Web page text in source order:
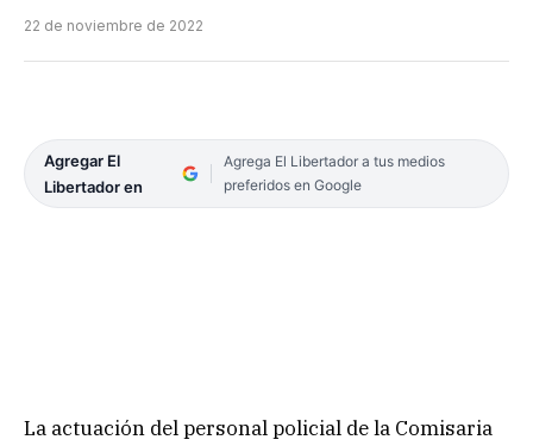
22 de noviembre de 2022
Agregar El
Libertador en
Agrega El Libertador a tus medios
preferidos en Google
La actuación del personal policial de la Comisaria